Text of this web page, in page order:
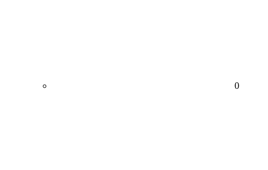
0